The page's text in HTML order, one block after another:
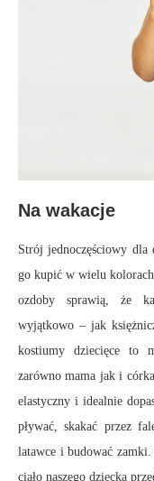
Na wakacje
Strój jednoczęściowy dla
go kupić w wielu
ozdoby sprawią, że
wyjątkowo – jak
kostiumy dziecięce to
zarówno mama jak i
elastyczny i idealnie
pływać, skakać przez
latawce i budować
ciało naszego dziecka